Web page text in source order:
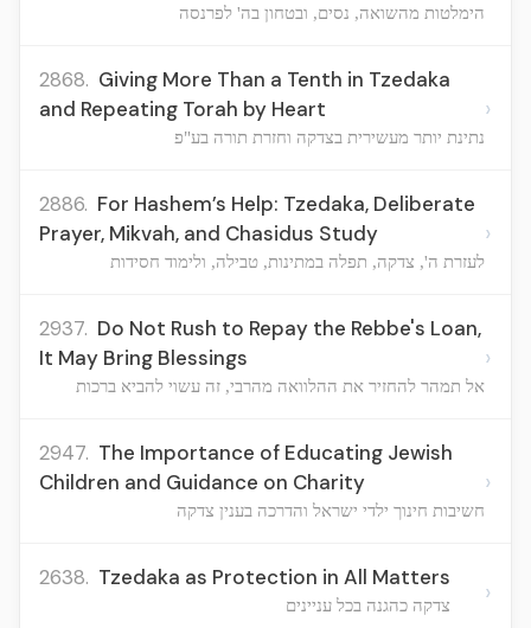
הימלטות מהשואה, נסים, ובטחון בה' לפרנסה
2868. Giving More Than a Tenth in Tzedaka
and Repeating Torah by Heart
נתינת יותר מעשירית בצדקה וחזרת תורה בע"פ
›
2886. For Hashem’s Help: Tzedaka, Deliberate
Prayer, Mikvah, and Chasidus Study
לעזרת ה', צדקה, תפלה במתינות, טבילה, ולימוד חסידות
›
2937. Do Not Rush to Repay the Rebbe's Loan,
It May Bring Blessings
אל תמהר להחזיר את ההלוואה מהרבי, זה עשוי להביא ברכות
›
2947. The Importance of Educating Jewish
Children and Guidance on Charity
חשיבות חינוך ילדי ישראל והדרכה בענין צדקה
›
2638. Tzedaka as Protection in All Matters
צדקה כהגנה בכל עניינים ›